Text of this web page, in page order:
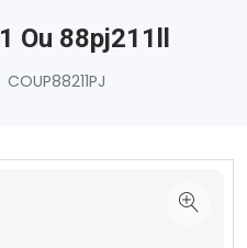
Ou 88pj211ll
COUP88211PJ